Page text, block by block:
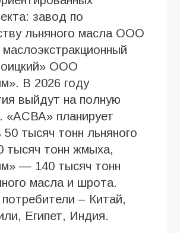
завод по
льняного масла ООО
ООО
В 2026 году
выйдут на полную
«АСВА» планирует
50 тысяч тонн льняного
тысяч тонн жмыха,
— 140 тысяч тонн
масла и шрота.
– Китай,
Египет, Индия.